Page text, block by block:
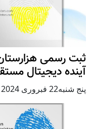
ثبت رسمی
آینده دیجیتال
پنج شنبه22 فبروری 2024